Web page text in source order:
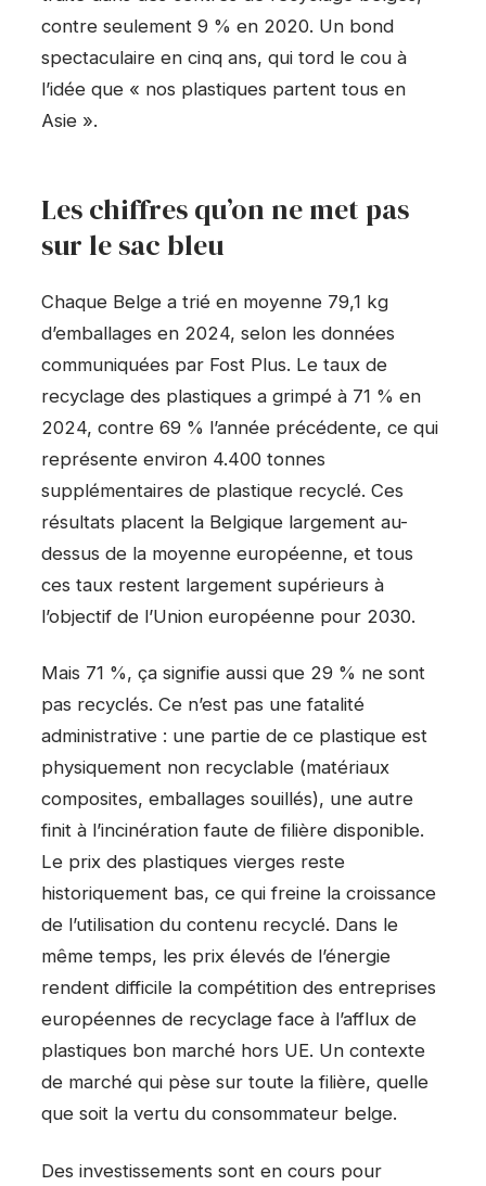
contre seulement 9 % en 2020. Un bond
spectaculaire en cinq ans, qui tord le cou à
l’idée que « nos plastiques partent tous en
Asie ».
Les chiffres qu’on ne met pas
sur le sac bleu
Chaque Belge a trié en moyenne 79,1 kg
d’emballages en 2024, selon les données
communiquées par Fost Plus. Le taux de
recyclage des plastiques a grimpé à 71 % en
2024, contre 69 % l’année précédente, ce qui
représente environ 4.400 tonnes
supplémentaires de plastique recyclé. Ces
résultats placent la Belgique largement au-
dessus de la moyenne européenne, et tous
ces taux restent largement supérieurs à
l’objectif de l’Union européenne pour 2030.
Mais 71 %, ça signifie aussi que 29 % ne sont
pas recyclés. Ce n’est pas une fatalité
administrative : une partie de ce plastique est
physiquement non recyclable (matériaux
composites, emballages souillés), une autre
finit à l’incinération faute de filière disponible.
Le prix des plastiques vierges reste
historiquement bas, ce qui freine la croissance
de l’utilisation du contenu recyclé. Dans le
même temps, les prix élevés de l’énergie
rendent difficile la compétition des entreprises
européennes de recyclage face à l’afflux de
plastiques bon marché hors UE. Un contexte
de marché qui pèse sur toute la filière, quelle
que soit la vertu du consommateur belge.
Des investissements sont en cours pour